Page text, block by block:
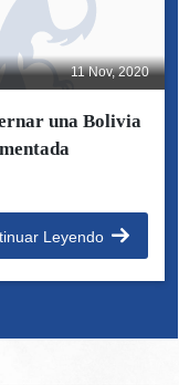
11 Nov, 2020
una Bolivia
Leyendo